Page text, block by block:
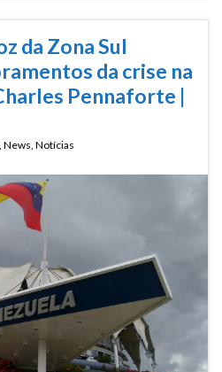
da Zona Sul
da crise na
Pennaforte |
News Notícias